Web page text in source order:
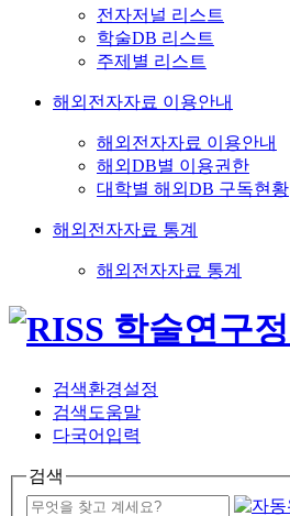
전자저널 리스트
학술DB 리스트
주제별 리스트
해외전자자료 이용안내
해외전자자료 이용안내
해외DB별 이용권한
대학별 해외DB 구독현황
해외전자자료 통계
해외전자자료 통계
검색환경설정
검색도움말
다국어입력
검색